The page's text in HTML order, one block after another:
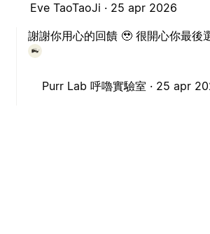
Eve TaoTaoJi · 25 apr 2026
謝謝你用心的回饋 🥹 很開心你最後
Purr Lab 呼嚕實驗室 · 25 apr